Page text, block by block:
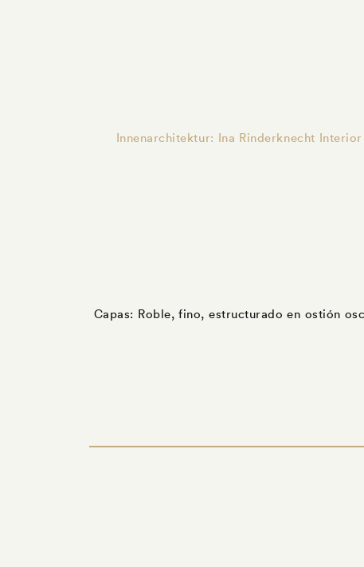
Innenarchitektur: Ina Rinderknecht
Capas: Roble, fino, estructurado en ostión